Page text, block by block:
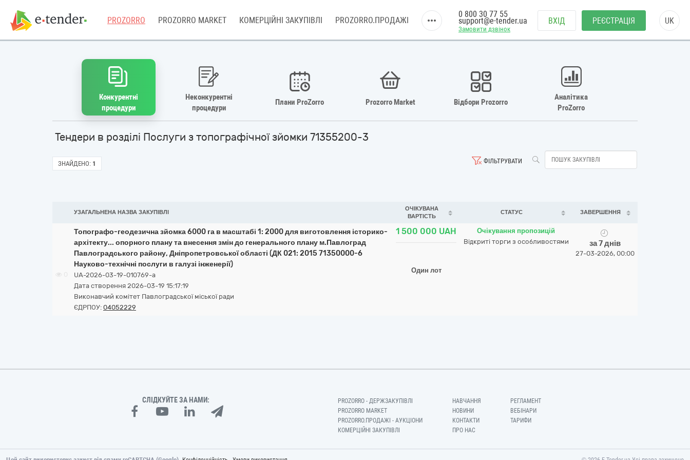
PROZORRO PROZORRO MARKET КОМЕРЦІЙНІ ЗАКУПІВЛІ PROZORRO.ПРОДАЖІ
Замовити дзвінок
0 800 30 77 55
support@e-tender.ua ВХІД РЕЄСТРАЦІЯ UK
Конкурентні
процедури
Неконкурентні
процедури
Плани ProZorro Prozorro Market Відбори Prozorro
Аналітика
ProZorro
Тендери в розділі Послуги з топографічної зйомки 71355200-3
ФІЛЬТРУВАТИ
ЗНАЙДЕНО: 1
УЗАГАЛЬНЕНА НАЗВА ЗАКУПІВЛІ
ОЧІКУВАНА
ВАРТІСТЬ
СТАТУС ЗАВЕРШЕННЯ
Топографо-геодезична зйомка 6000 га в масштабі 1: 2000 для виготовлення історико-
архітекту... опорного плану та внесення змін до генерального плану м.Павлоград
Павлоградського району, Дніпропетровської області (ДК 021: 2015 71350000-6
Науково-технічні послуги в галузі інженерії)
UA-2026-03-19-010769-a
Дата створення 2026-03-19 15:17:19
Виконавчий комітет Павлоградської міської ради
ЄДРПОУ: 04052229
1 500 000 UAH
Один лот
Очікування пропозицій
Відкриті торги з особливостями
за 7 днів
27-03-2026, 00:00
СЛІДКУЙТЕ ЗА НАМИ:
PROZORRO - ДЕРЖЗАКУПІВЛІ
PROZORRO MARKET
PROZORRO.ПРОДАЖІ - АУКЦІОНИ
КОМЕРЦІЙНІ ЗАКУПІВЛІ
НАВЧАННЯ
НОВИНИ
КОНТАКТИ
ПРО НАС
РЕГЛАМЕНТ
ВЕБІНАРИ
ТАРИФИ